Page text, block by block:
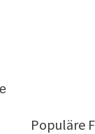
Populäre